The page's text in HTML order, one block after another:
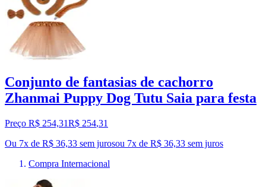
Conjunto de fantasias de cachorro
Zhanmai Puppy Dog Tutu Saia para festa
Preço R$ 254,31R$ 254,31
Ou 7x de R$ 36,33 sem jurosou 7x de R$ 36,33 sem juros
Compra Internacional